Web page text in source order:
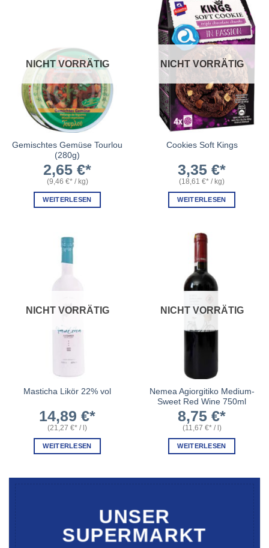
NICHT VORRÄTIG
Gemischtes Gemüse Tourlou
(280g)
2,65 €
(9,46 € / kg)
WEITERLESEN
NICHT VORRÄTIG
Cookies Soft Kings
3,35 €
(18,61 € / kg)
WEITERLESEN
NICHT VORRÄTIG
Masticha Likör 22% vol
14,89 €
(21,27 € / )
WEITERLESEN
NICHT VORRÄTIG
Nemea Agiorgitiko Medium-
Sweet Red Wine 750ml
8,75 €
(11,67 € / )
WEITERLESEN
UNSER
SUPERMARKT